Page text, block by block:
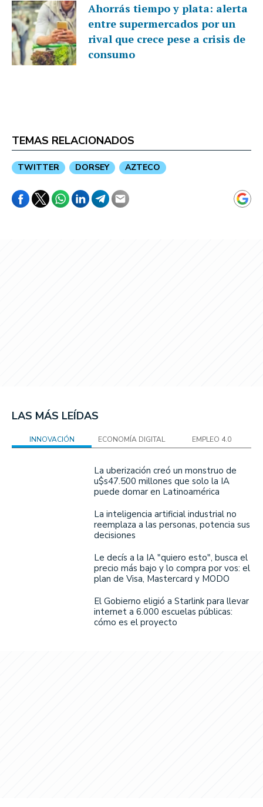
Ahorrás tiempo y plata: alerta
entre supermercados por un
rival que crece pese a crisis de
consumo
TEMAS RELACIONADOS
TWITTER DORSEY AZTECO
LAS MÁS LEÍDAS
INNOVACIÓN ECONOMÍA DIGITAL EMPLEO 4.0
La uberización creó un monstruo de
u$s47.500 millones que solo la IA
puede domar en Latinoamérica
La inteligencia artificial industrial no
reemplaza a las personas, potencia sus
decisiones
Le decís a la IA "quiero esto", busca el
precio más bajo y lo compra por vos: el
plan de Visa, Mastercard y MODO
El Gobierno eligió a Starlink para llevar
internet a 6.000 escuelas públicas:
cómo es el proyecto